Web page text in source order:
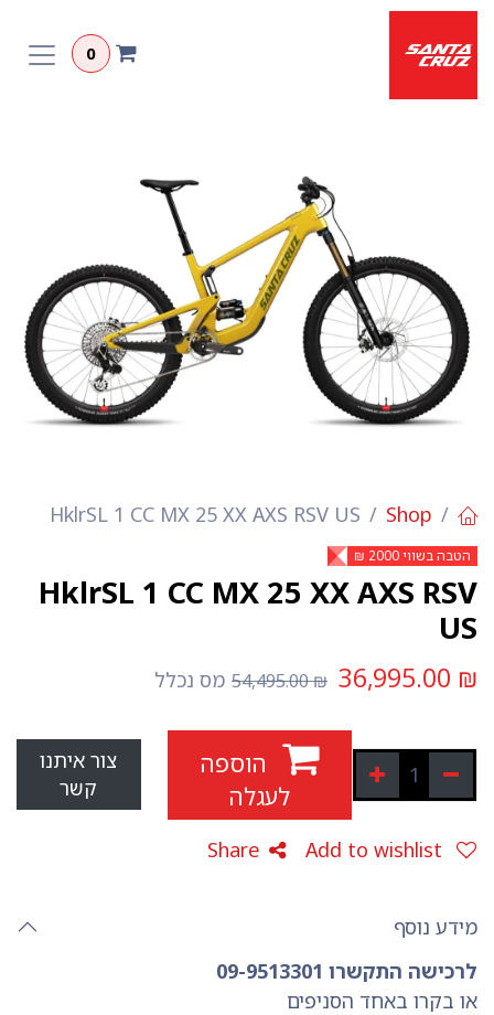
דלג לתוכן
0
Shop
HklrSL 1 CC MX 25 XX AXS RSV US
הטבה בשווי 2000 ₪
HklrSL 1 CC MX 25 XX AXS RSV
US
₪
36,995.00
₪
54,495.00 מס נכלל
הוספה
לעגלה
צור איתנו
קשר
Share
מידע נוסף
לרכישה התקשרו 09-9513301
או בקרו באחד הסניפים